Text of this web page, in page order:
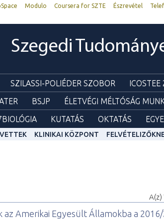
Modulo Coursera for SZTE Észrevétel
Szegedi
SZILASSI-POLIÉDER SZOBOR ICOSTEE
BSJP ÉLETVÉGI MÉLTÓSÁG
KUTATÁS OKTATÁS
KLINIKAI KÖZPONT
A(z)
Amerikai Egyesült Államokba a